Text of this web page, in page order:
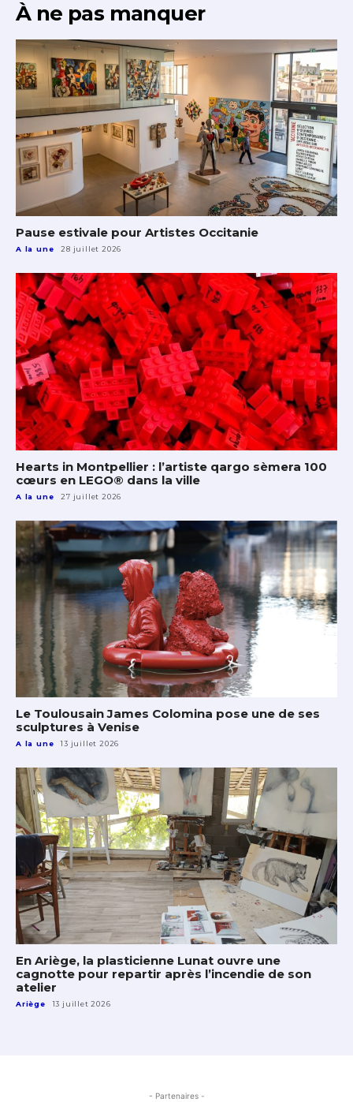
À ne pas manquer
Pause estivale pour Artistes Occitanie
A la une 28 juillet 2026
Hearts in Montpellier : l’artiste qargo sèmera 100
cœurs en LEGO® dans la ville
A la une 27 juillet 2026
Le Toulousain James Colomina pose une de ses
sculptures à Venise
A la une 13 juillet 2026
En Ariège, la plasticienne Lunat ouvre une
cagnotte pour repartir après l’incendie de son
atelier
Ariège 13 juillet 2026
- Partenaires -